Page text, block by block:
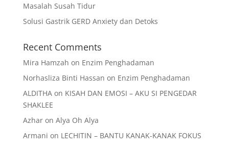
Masalah Susah Tidur
Solusi Gastrik GERD Anxiety dan Detoks
Recent Comments
Mira Hamzah on Enzim Penghadaman
Norhasliza Binti Hassan on Enzim Penghadaman
ALDITHAon KISAH DAN EMOSI – AKU SI PENGEDAR
SHAKLEE
Azharon Alya Oh Alya
Armani on LECHITIN – BANTU KANAK-KANAK FOKUS